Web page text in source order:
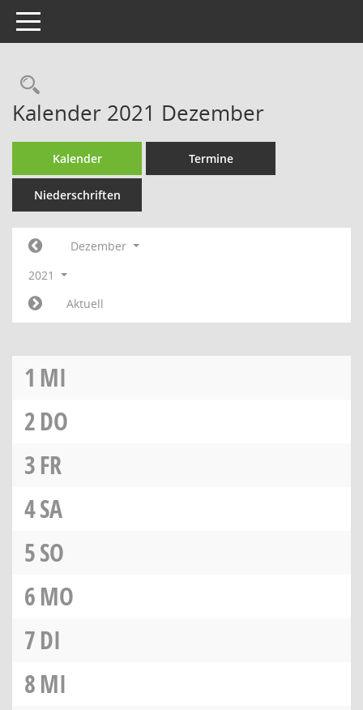
Toggle navigation
Rechercheauswahl
Kalender 2021 Dezember
Kalender Termine
Niederschriften
Dezember
2021
Aktuell
1 MI
2DO
3FR
4SA
5SO
6MO
7DI
8MI